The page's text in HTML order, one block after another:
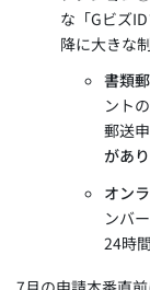
な「Gビズ
降に大きな
書類
ント
郵送
があ
オン
ンバ
24時